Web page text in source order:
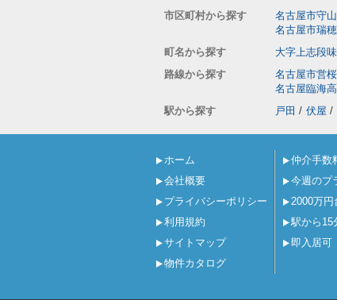
市区町村から探す 名古屋市守
名古屋市瑞
町名から探す
大字上志段味
路線から探す
名古屋市営
名古屋臨海
駅から探す
戸田 / 伏屋 /
ホーム
会社概要
プライバシーポリシー
利用規約
サイトマップ
物件カタログ
仲介手数
今週のプ
2000万円
駅から15
即入居可